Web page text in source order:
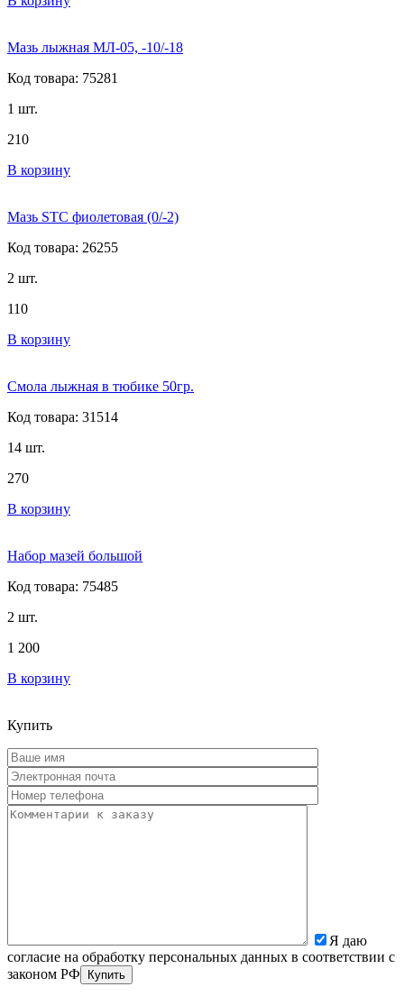
Мазь лыжная МЛ-05, -10/-18
Код товара: 75281
1 шт.
210
В корзину
Мазь STC фиолетовая (0/-2)
Код товара: 26255
2 шт.
110
В корзину
Смола лыжная в тюбике 50гр.
Код товара: 31514
14 шт.
270
В корзину
Набор мазей большой
Код товара: 75485
2 шт.
1 200
В корзину
Купить
Я даю
согласие на обработку персональных данных в соответствии с
законом РФ